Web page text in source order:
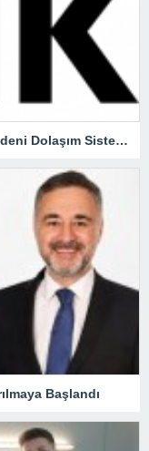
TÜİK: Kırklareli’nde En Büyük Ölüm Nedeni Dolaşım Sistemi Hastalıkları
Başlandı